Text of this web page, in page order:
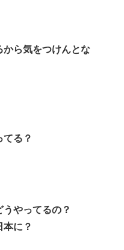
から気をつけんとな
てる？
やってるの？
本に？